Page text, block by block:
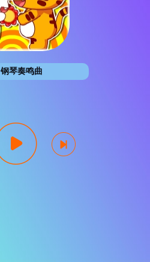
钢琴奏鸣曲